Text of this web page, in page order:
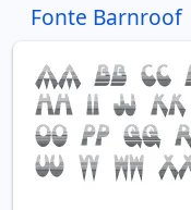
Fonte Barnroof